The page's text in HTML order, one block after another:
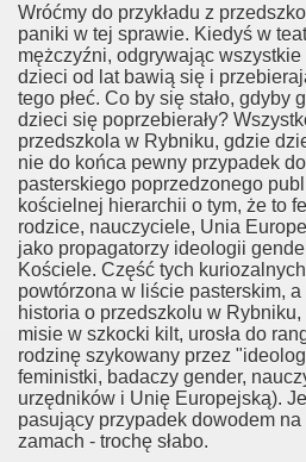
Wróćmy do przykładu z
paniki w tej sprawie. Kiedyś w
mężczyźni, odgrywając
dzieci od lat bawią się i
tego płeć. Co by się stało, gdyby
dzieci się poprzebierały?
przedszkola w Rybniku, gdzie
nie do końca pewny przypadek
pasterskiego poprzedzonego
kościelnej hierarchii o tym, że to
rodzice, nauczyciele, Unia
jako propagatorzy ideologii
Kościele. Część tych
powtórzona w liście pasterskim,
historia o przedszkolu w
misie w szkocki kilt, urosła do
rodzinę szykowany przez
feministki, badaczy gender,
urzędników i Unię Europejską).
pasujący przypadek dowodem
zamach - trochę słabo.